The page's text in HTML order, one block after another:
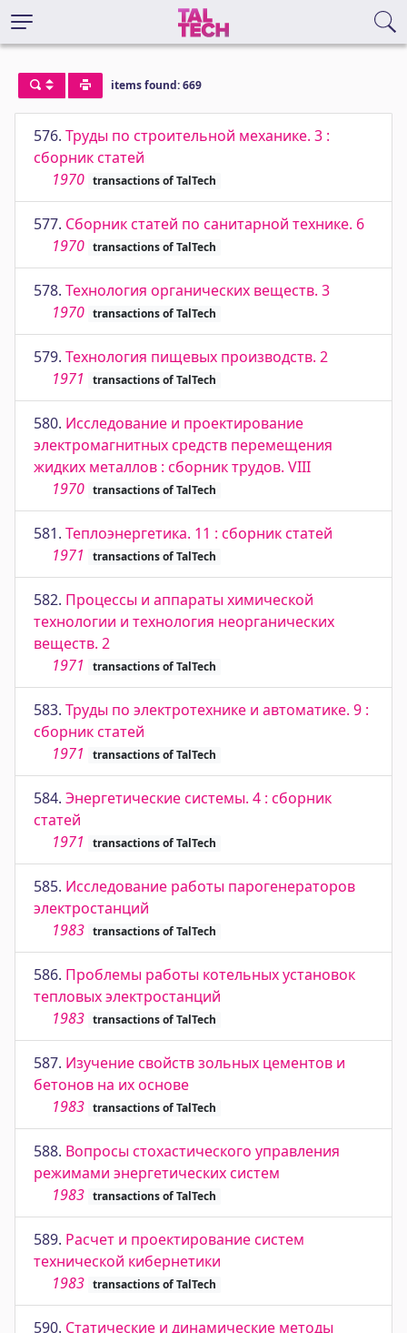
items found: 669
576. Труды по строительной механике. 3 :
сборник статей
1970 transactions of TalTech
577. Сборник статей по санитарной технике. 6
1970 transactions of TalTech
578. Технология органических веществ. 3
1970 transactions of TalTech
579. Технология пищевых производств. 2
1971
transactions of TalTech
580. Исследование и проектирование
электромагнитных средств перемещения
жидких металлов : сборник трудов. VIII
1970 transactions of TalTech
581. Теплоэнергетика. 11 : сборник статей
1971
transactions of TalTech
582. Процессы и аппараты химической
технологии и технология неорганических
веществ. 2
1971
transactions of TalTech
583. Труды по электротехнике и автоматике. 9 :
сборник статей
1971
transactions of TalTech
584. Энергетические системы. 4 : сборник
статей
1971
transactions of TalTech
585. Исследование работы парогенераторов
электростанций
1983 transactions of TalTech
586. Проблемы работы котельных установок
тепловых электростанций
1983 transactions of TalTech
587. Изучение свойств зольных цементов и
бетонов на их основе
1983 transactions of TalTech
588. Вопросы стохастического управления
режимами энергетических систем
1983 transactions of TalTech
589. Расчет и проектирование систем
технической кибернетики
1983 transactions of TalTech
590. Статические и динамические методы